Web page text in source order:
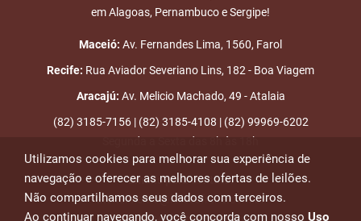
em Alagoas, Pernambuco e Sergipe!
Maceió: Av. Fernandes Lima, 1560, Farol
Recife: Rua Aviador Severiano Lins, 182 - Boa Viagem
Aracajú: Av. Melicio Machado, 49 - Atalaia
(82) 3185-7156 | (82) 3185-4108 | (82) 99969-6202
Segunda a Sexta das 8h às 18h
Emails para contato:
atendimento@leiloesfreire.com.br
osmanleiloesfreire@gmail.com
Utilizamos cookies para melhorar sua experiência de
navegação e oferecer as melhores ofertas de leilões.
Não compartilhamos seus dados com terceiros.
Ao continuar navegando, você concorda com nosso Uso